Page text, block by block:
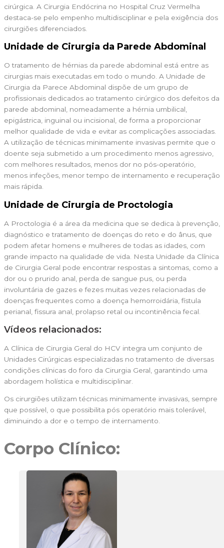
cirúrgica. A Cirurgia Endócrina no Hospital Cruz Vermelha
destaca-se pelo empenho multidisciplinar e pela exigência dos
cirurgiões diferenciados.
Unidade de Cirurgia da Parede Abdominal
O tratamento de hérnias da parede abdominal está entre as
cirurgias mais executadas em todo o mundo. A Unidade de
Cirurgia da Parece Abdominal dispõe de um grupo de
profissionais dedicados ao tratamento cirúrgico dos defeitos da
parede abdominal, nomeadamente a hérnia umbilical,
epigástrica, inguinal ou incisional, de forma a proporcionar
melhor qualidade de vida e evitar as complicações associadas.
A utilização de técnicas minimamente invasivas permite que o
doente seja submetido a um procedimento menos agressivo,
com melhores resultados, menos dor no pós-operatório,
menos infeções, menor tempo de internamento e recuperação
mais rápida.
Unidade de Cirurgia de Proctologia
A Proctologia é a área da medicina que se dedica à prevenção,
diagnóstico e tratamento de doenças do reto e do ânus, que
podem afetar homens e mulheres de todas as idades, com
grande impacto na qualidade de vida. Nesta Unidade da Clínica
de Cirurgia Geral pode encontrar respostas a sintomas, como a
dor ou o prurido anal, perda de sangue pus, ou perda
involuntária de gazes e fezes muitas vezes relacionadas de
doenças frequentes como a doença hemorroidária, fístula
perianal, fissura anal, prolapso retal ou incontinência fecal.
Vídeos relacionados:
A Clínica de Cirurgia Geral do HCV integra um conjunto de
Unidades Cirúrgicas especializadas no tratamento de diversas
condições clínicas do foro da Cirurgia Geral, garantindo uma
abordagem holística e multidisciplinar.
Os cirurgiões utilizam técnicas minimamente invasivas, sempre
que possível, o que possibilita pós operatório mais tolerável,
diminuindo a dor e o tempo de internamento.
Corpo Clínico: